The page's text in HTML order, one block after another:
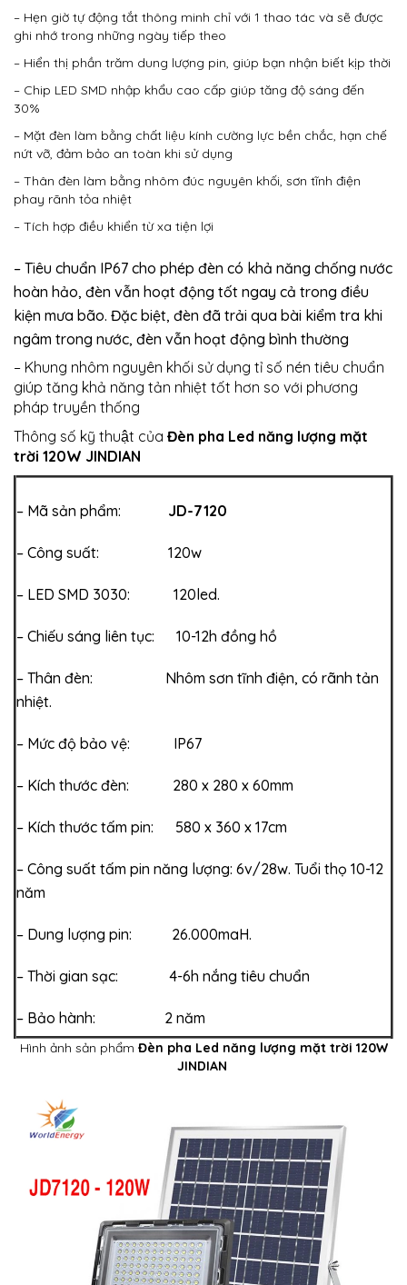
– Hẹn giờ tự động tắt thông minh chỉ với 1 thao tác và sẽ được
ghi nhớ trong những ngày tiếp theo
– Hiển thị phần trăm dung lượng pin, giúp bạn nhận biết kịp thời
– Chip LED SMD nhập khẩu cao cấp giúp tăng độ sáng đến
30%
– Mặt đèn làm bằng chất liệu kính cường lực bền chắc, hạn chế
nứt vỡ, đảm bảo an toàn khi sử dụng
– Thân đèn làm bằng nhôm đúc nguyên khối, sơn tĩnh điện
phay rãnh tỏa nhiệt
– Tích hợp điều khiển từ xa tiện lợi
– Tiêu chuẩn IP67 cho phép đèn có khả năng chống nước
hoàn hảo, đèn vẫn hoạt động tốt ngay cả trong điều
kiện mưa bão. Đặc biệt, đèn đã trải qua bài kiểm tra khi
ngâm trong nước, đèn vẫn hoạt động bình thường
– Khung nhôm nguyên khối sử dụng tỉ số nén tiêu chuẩn
giúp tăng khả năng tản nhiệt tốt hơn so với phương
pháp truyền thống
Thông số kỹ thuật của Đèn pha Led năng lượng mặt
trời 120W JINDIAN
– Mã sản phẩm: JD-7120
– Công suất: 120w
– LED SMD 3030: 120led.
– Chiếu sáng liên tục: 10-12h đồng hồ
– Thân đèn: Nhôm sơn tĩnh điện, có rãnh tản
nhiệt.
– Mức độ bảo vệ: IP67
– Kích thước đèn: 280 x 280 x 60mm
– Kích thước tấm pin: 580 x 360 x 17cm
– Công suất tấm pin năng lượng: 6v/28w. Tuổi thọ 10-12
năm
– Dung lượng pin: 26.000maH.
– Thời gian sạc: 4-6h nắng tiêu chuẩn
– Bảo hành: 2 năm
Hình ảnh sản phẩm Đèn pha Led năng lượng mặt trời 120W
JINDIAN